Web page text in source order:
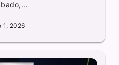
1, 2026